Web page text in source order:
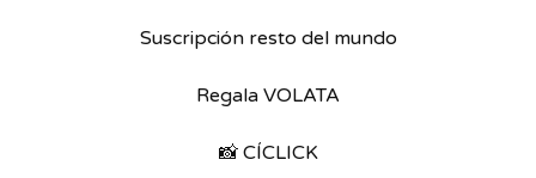
Suscripción resto del mundo
Regala VOLATA
📸 CÍCLICK